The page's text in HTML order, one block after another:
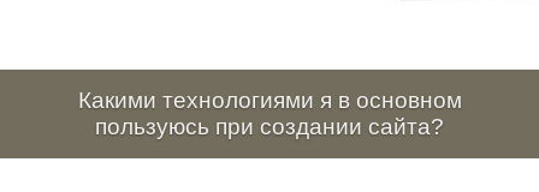
Какими технологиями я в основном
пользуюсь при создании сайта?